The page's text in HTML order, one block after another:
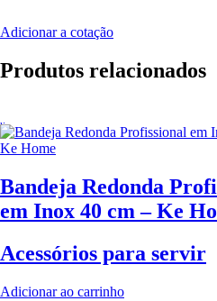
Adicionar a cotação
Produtos relacionados
Bandeja Redonda
em Inox 40 cm – Ke
Acessórios para servir
Adicionar ao carrinho